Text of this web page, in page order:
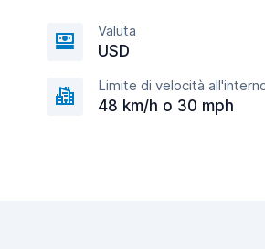
Valuta
USD
Limite di velocità
48 km/h o 30 mph